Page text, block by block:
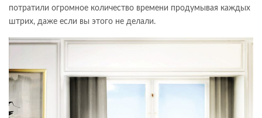
потратили огромное количество времени продумывая каждых
штрих, даже если вы этого не делали.